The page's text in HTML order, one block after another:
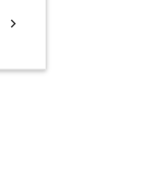
chevron_right